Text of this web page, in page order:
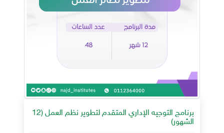
برنامج التوجيه الإداري المتقدم لتطوير نظم العمل (12
الشهور)